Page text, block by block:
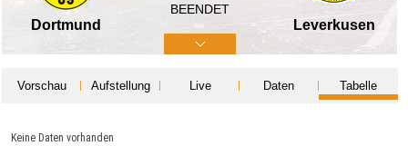
Dortmund
BEENDET
Leverkusen
Vorschau Aufstellung Live Daten Tabelle
Keine Daten vorhanden